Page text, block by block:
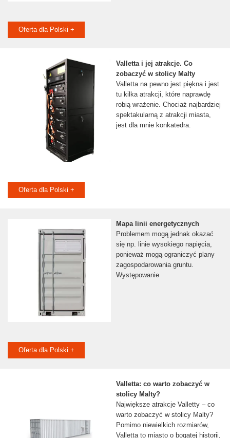
Oferta dla Polski +
Valletta i jej atrakcje. Co
zobaczyć w stolicy Malty
Valletta na pewno jest piękna i jest
tu kilka atrakcji, które naprawdę
robią wrażenie. Chociaż najbardziej
spektakularną z atrakcji miasta,
jest dla mnie konkatedra.
Oferta dla Polski +
Mapa linii energetycznych
Problemem mogą jednak okazać
się np. linie wysokiego napięcia,
ponieważ mogą ograniczyć plany
zagospodarowania gruntu.
Występowanie
Oferta dla Polski +
Valletta: co warto zobaczyć w
stolicy Malty?
Największe atrakcje Valletty – co
warto zobaczyć w stolicy Malty?
Pomimo niewielkich rozmiarów,
Valletta to miasto o bogatej historii,